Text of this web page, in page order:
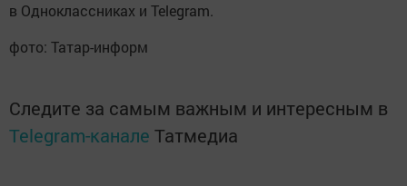
в Одноклассниках и Telegram.
фото: Татар-информ
Следите за самым важным и интересным в
Telegram-канале Татмедиа